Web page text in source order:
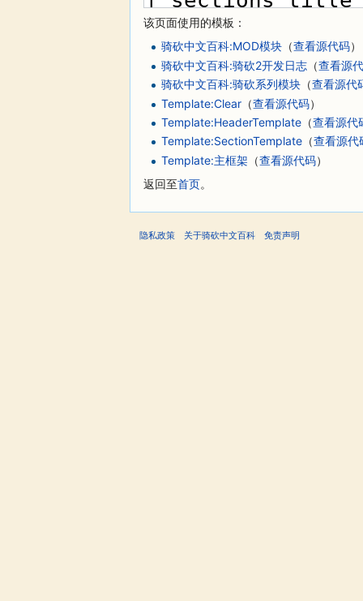
该页面使用的模板：
骑砍中文百科:MOD模块 （查看源代码）
骑砍中文百科:骑砍2开发日志 （查看源
骑砍中文百科:骑砍系列模块 （查看源代
Template:Clear （查看源代码）
Template:HeaderTemplate （查看源代
Template:SectionTemplate （查看源代
Template:主框架 （查看源代码）
返回至首页。
隐私政策 关于骑砍中文百科 免责声明